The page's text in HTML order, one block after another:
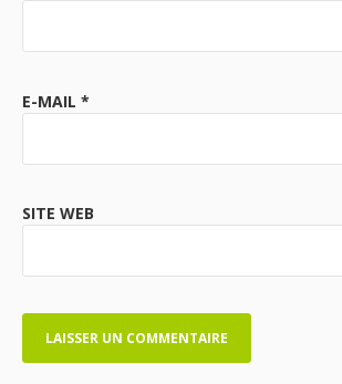
E-MAIL *
SITE WEB